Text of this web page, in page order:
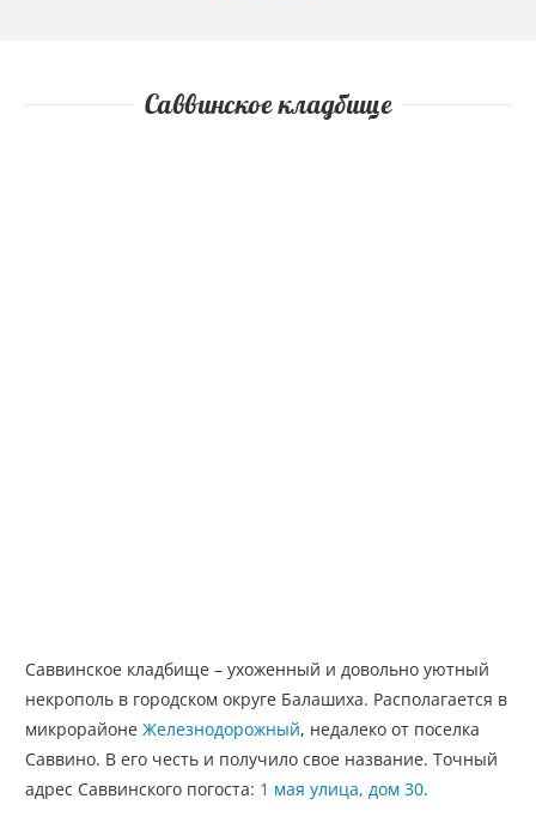
Саввинское кладбище
Саввинское кладбище – ухоженный и довольно уютный
некрополь в городском округе Балашиха. Располагается в
микрорайоне Железнодорожный, недалеко от поселка
Саввино. В его честь и получило свое название. Точный
адрес Саввинского погоста: 1 мая улица, дом 30.